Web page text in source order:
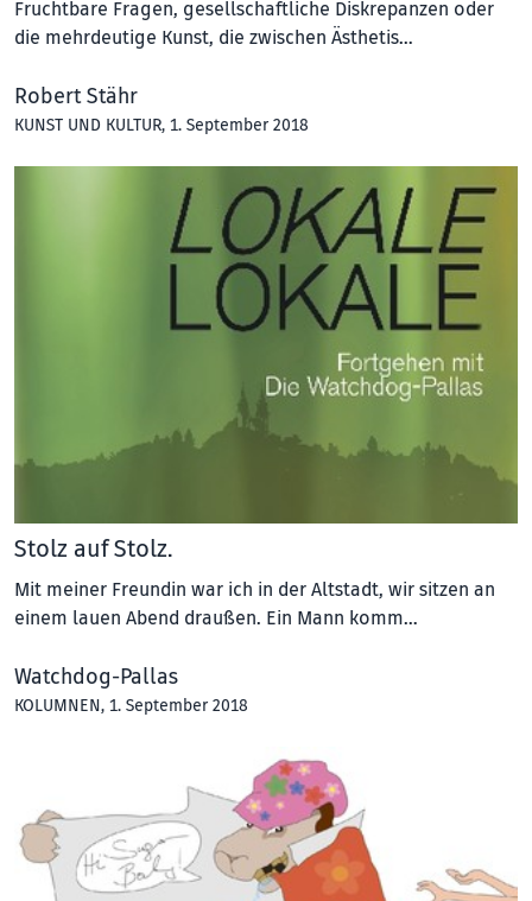
Fruchtbare Fragen, gesellschaftliche Diskrepanzen oder
die mehrdeutige Kunst, die zwischen Ästhetis…
Robert Stähr
KUNST UND KULTUR, 1. September 2018
Stolz auf Stolz.
Mit meiner Freundin war ich in der Altstadt, wir sitzen an
einem lauen Abend draußen. Ein Mann komm…
Watchdog-Pallas
KOLUMNEN, 1. September 2018